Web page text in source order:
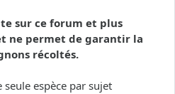
sur ce forum et plus
ne permet de garantir la
récoltés.
seule espèce par sujet